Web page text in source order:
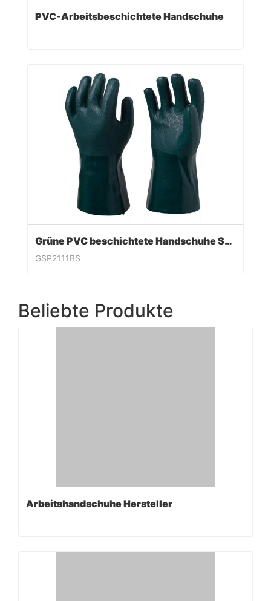
PVC-Arbeitsbeschichtete Handschuhe
Grüne PVC beschichtete Handschuhe Sandy Finish
GSP2111BS
Beliebte Produkte
Arbeitshandschuhe Hersteller